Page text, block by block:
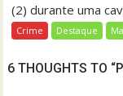
(2) durante uma
Crime Destaque
6 THOUGHTS TO